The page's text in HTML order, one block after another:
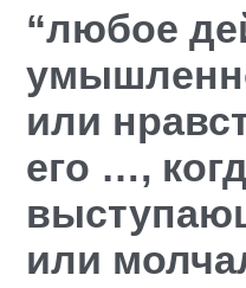
“любое
или
его …,
или